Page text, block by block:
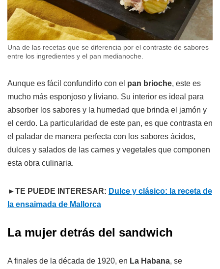
Una de las recetas que se diferencia por el contraste de sabores
entre los ingredientes y el pan medianoche.
Aunque es fácil confundirlo con el pan brioche, este es
mucho más esponjoso y liviano. Su interior es ideal para
absorber los sabores y la humedad que brinda el jamón y
el cerdo. La particularidad de este pan, es que contrasta en
el paladar de manera perfecta con los sabores ácidos,
dulces y salados de las carnes y vegetales que componen
esta obra culinaria.
►TE PUEDE INTERESAR: Dulce y clásico: la receta de
la ensaimada de Mallorca
La mujer detrás del sandwich
A finales de la década de 1920, en La Habana, se